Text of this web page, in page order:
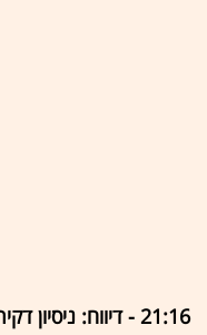
21:16 - דיווח: